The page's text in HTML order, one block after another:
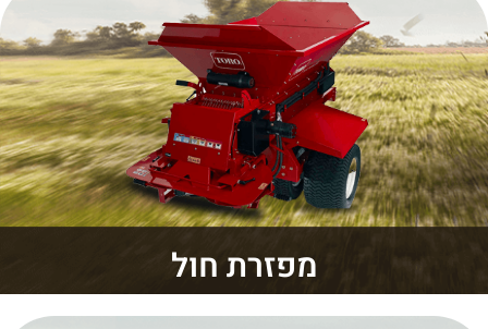
מפזרת חול